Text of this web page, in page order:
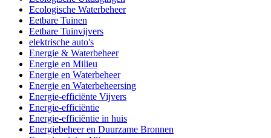
Ecologische Waterbeheer
Eetbare Tuinen
Eetbare Tuinvijvers
elektrische auto's
Energie & Waterbeheer
Energie en Milieu
Energie en Waterbeheer
Energie en Waterbeheersing
Energie-efficiënte Vijvers
Energie-efficiëntie
Energie-efficiëntie in huis
Energiebeheer en Duurzame Bronnen